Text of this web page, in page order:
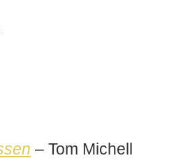
– Tom Michell